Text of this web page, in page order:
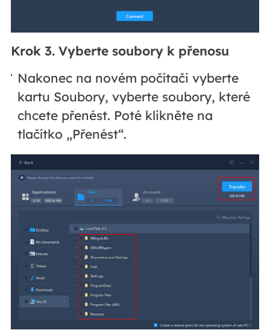
Krok 3. Vyberte soubory k přenosu
Nakonec na novém počítači vyberte
kartu Soubory, vyberte soubory, které
chcete přenést. Poté klikněte na
tlačítko „Přenést“.